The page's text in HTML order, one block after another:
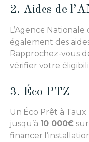
2. Aides de
L’Agence
également des
Rapprochez-vous
vérifier votre
3. Éco PTZ
Un Éco Prêt à
jusqu’à 10 000€
financer